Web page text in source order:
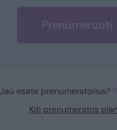
Prenumeruoti
Jau esate prenumeratorius?
Kiti prenumeratos